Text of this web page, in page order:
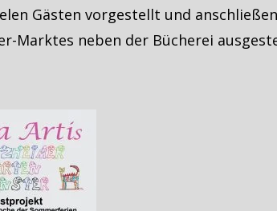
Gästen vorgestellt und
Marktes neben der Bücherei